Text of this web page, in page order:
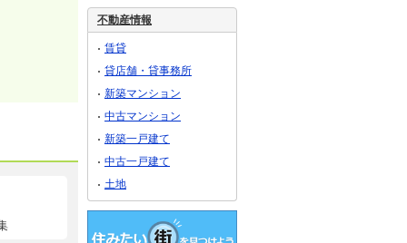
不動産情報
賃貸
貸店舗・貸事務所
新築マンション
中古マンション
新築一戸建て
中古一戸建て
土地